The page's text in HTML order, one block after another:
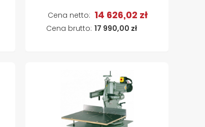
17 990,00 zł
14 626,02 zł
Dodaj do koszyka